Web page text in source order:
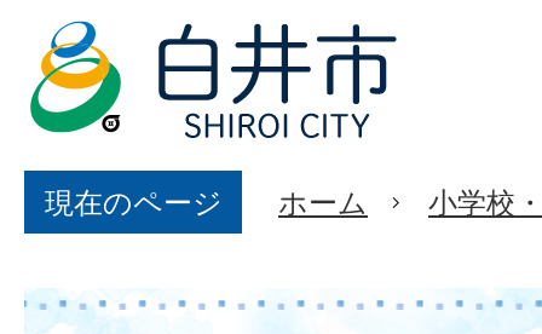
現在のページ ホーム 小学校